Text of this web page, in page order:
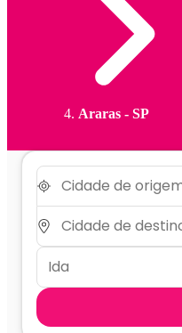
Araras - SP